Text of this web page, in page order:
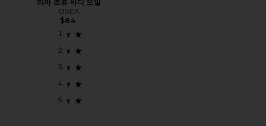
리아 조류 바디 오일
OSEA
$84